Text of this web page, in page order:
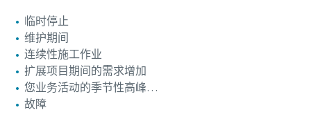
临时停止
维护期间
连续性施工作业
扩展项目期间的需求增加
您业务活动的季节性高峰…
故障